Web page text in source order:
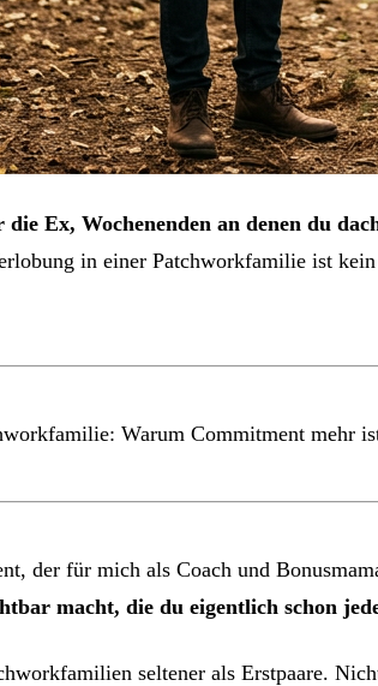
Ex, Wochenenden an denen du
in einer Patchworkfamilie ist
Warum Commitment mehr
der für mich als Coach und
macht, die du eigentlich schon
seltener als Erstpaare.